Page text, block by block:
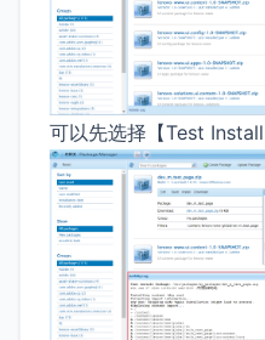
可以先选择【Test